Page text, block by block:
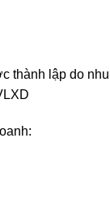
thành lập do